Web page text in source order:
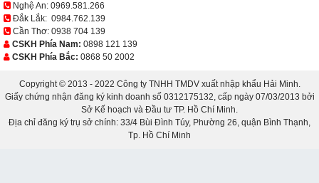
Nghệ An: 0969.581.266
Đắk Lắk: 0984.762.139
Cần Thơ: 0938 704 139
CSKH Phía Nam: 0898 121 139
CSKH Phía Bắc: 0868 50 2002
Copyright © 2013 - 2022 Công ty TNHH TMDV xuất nhập khẩu Hải Minh.
Giấy chứng nhận đăng ký kinh doanh số 0312175132, cấp ngày 07/03/2013 bởi
Sở Kế hoạch và Đầu tư TP. Hồ Chí Minh.
Địa chỉ đăng ký trụ sở chính: 33/4 Bùi Đình Túy, Phường 26, quận Bình Thạnh,
Tp. Hồ Chí Minh